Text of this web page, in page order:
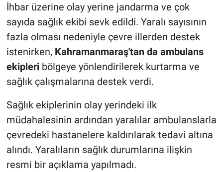
İhbar üzerine olay yerine jandarma ve çok
sayıda sağlık ekibi sevk edildi. Yaralı sayısının
fazla olması nedeniyle çevre illerden destek
istenirken, Kahramanmaraş'tan da ambulans
ekipleribölgeye yönlendirilerek kurtarma ve
sağlık çalışmalarına destek verdi.
Sağlık ekiplerinin olay yerindeki ilk
müdahalesinin ardından yaralılar ambulanslarla
çevredeki hastanelere kaldırılarak tedavi altına
alındı. Yaralıların sağlık durumlarına ilişkin
resmi bir açıklama yapılmadı.